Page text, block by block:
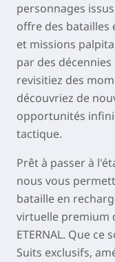
personnages
offre des batailles
et missions
par des
revisitiez des
découvriez de
opportunités
tactique.
Prêt à passer à
nous vous
bataille en
virtuelle premium
ETERNAL. Que
Suits exclusifs,